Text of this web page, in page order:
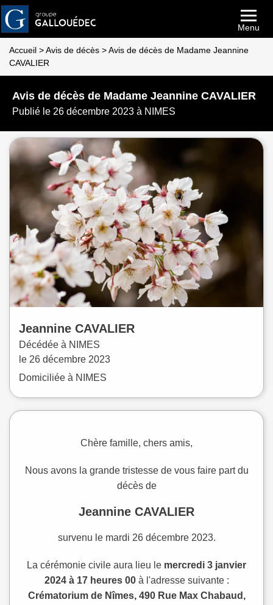
Menu
Accueil >Avis de décès >Avis de décès de Madame Jeannine
CAVALIER
Avis de décès de Madame Jeannine CAVALIER
Publié le 26 décembre 2023 à NIMES
Jeannine CAVALIER
Décédée à NIMES
le 26 décembre 2023
Domiciliée à NIMES
Chère famille, chers amis,
Nous avons la grande tristesse de vous faire part du
décès de
Jeannine CAVALIER
survenu le mardi 26 décembre 2023.
La cérémonie civile aura lieu le mercredi 3 janvier
2024 à 17 heures 00à l'adresse suivante :
Crématorium de Nîmes, 490 Rue Max Chabaud,